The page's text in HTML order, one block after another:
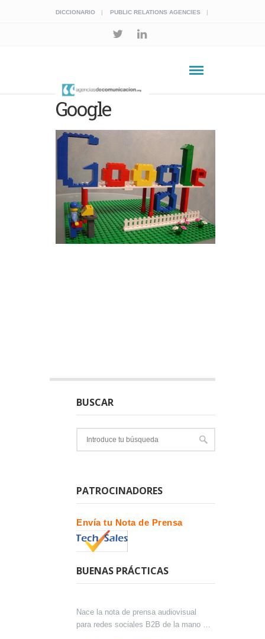
DICCIONARIO PUBLIC RELATIONS AGENCIES
Google
BUSCAR
PATROCINADORES
Envía tu Nota de Prensa
BUENAS PRÁCTICAS
Nace la nota de prensa audiovisual
para redes sociales B2B de la mano de